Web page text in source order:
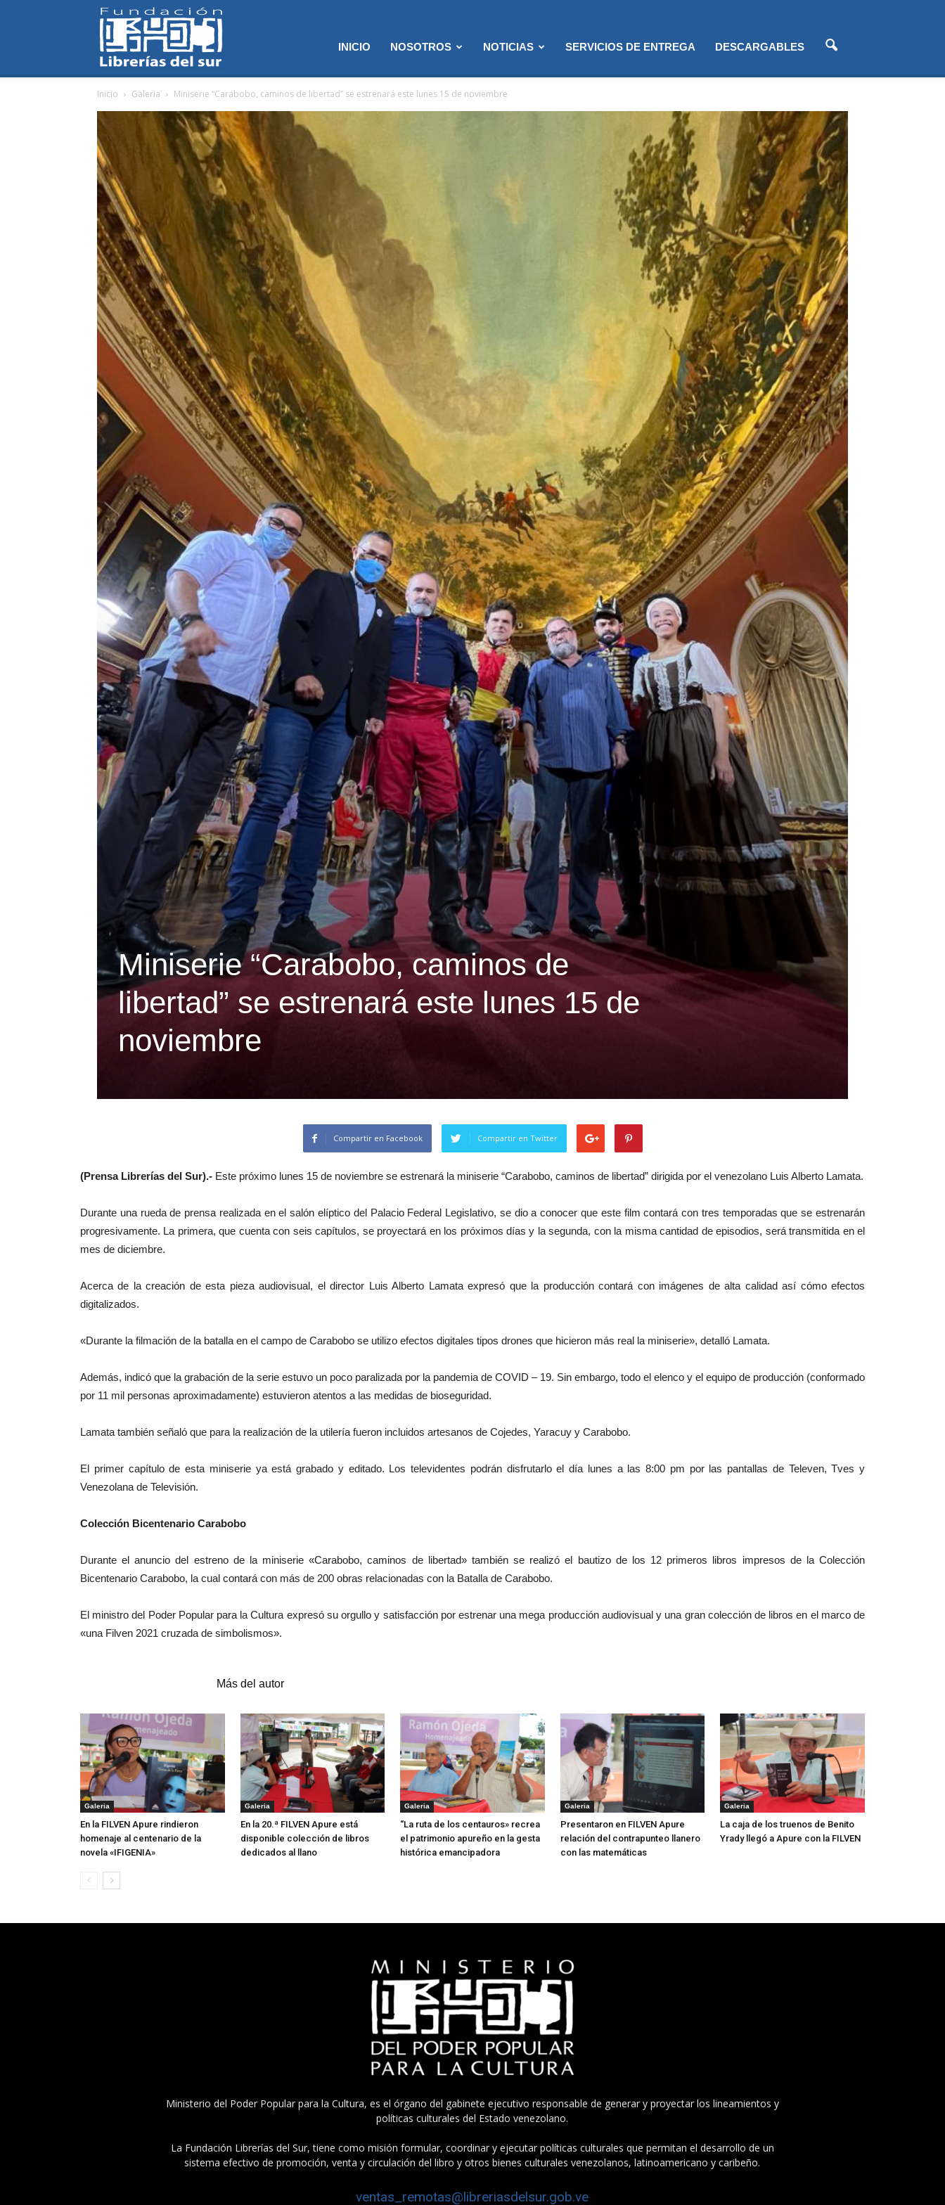
Librerías
Sur
INICIO NOSOTROS NOTICIAS SERVICIOS DE ENTREGA DESCARGABLES
Inicio Galeria Miniserie “Carabobo, caminos de libertad” se estrenará este lunes 15 de noviembre
Miniserie “Carabobo, caminos de
libertad” se estrenará este lunes 15 de
noviembre
Compartir en Facebook Compartir en Twitter
(Prensa Librerías del Sur).- Este próximo lunes 15 de noviembre se estrenará la miniserie “Carabobo, caminos de libertad” dirigida por el venezolano Luis Alberto Lamata.
Durante una rueda de prensa realizada en el salón elíptico del Palacio Federal Legislativo, se dio a conocer que este film contará con tres temporadas que se estrenarán
progresivamente. La primera, que cuenta con seis capítulos, se proyectará en los próximos días y la segunda, con la misma cantidad de episodios, será transmitida en el
mes de diciembre.
Acerca de la creación de esta pieza audiovisual, el director Luis Alberto Lamata expresó que la producción contará con imágenes de alta calidad así cómo efectos
digitalizados.
«Durante la filmación de la batalla en el campo de Carabobo se utilizo efectos digitales tipos drones que hicieron más real la miniserie», detalló Lamata.
Además, indicó que la grabación de la serie estuvo un poco paralizada por la pandemia de COVID – 19. Sin embargo, todo el elenco y el equipo de producción (conformado
por 11 mil personas aproximadamente) estuvieron atentos a las medidas de bioseguridad.
Lamata también señaló que para la realización de la utilería fueron incluidos artesanos de Cojedes, Yaracuy y Carabobo.
El primer capítulo de esta miniserie ya está grabado y editado. Los televidentes podrán disfrutarlo el día lunes a las 8:00 pm por las pantallas de Televen, Tves y
Venezolana de Televisión.
Colección Bicentenario Carabobo
Durante el anuncio del estreno de la miniserie «Carabobo, caminos de libertad» también se realizó el bautizo de los 12 primeros libros impresos de la Colección
Bicentenario Carabobo, la cual contará con más de 200 obras relacionadas con la Batalla de Carabobo.
El ministro del Poder Popular para la Cultura expresó su orgullo y satisfacción por estrenar una mega producción audiovisual y una gran colección de libros en el marco de
«una Filven 2021 cruzada de simbolismos».
Más del autor
Galeria
En la FILVEN Apure rindieron
homenaje al centenario de la
novela «IFIGENIA»
Galeria
En la 20.ª FILVEN Apure está
disponible colección de libros
dedicados al llano
Galeria
“La ruta de los centauros» recrea
el patrimonio apureño en la gesta
histórica emancipadora
Galeria
Presentaron en FILVEN Apure
relación del contrapunteo llanero
con las matemáticas
Galeria
La caja de los truenos de Benito
Yrady llegó a Apure con la FILVEN
Ministerio del Poder Popular para la Cultura, es el órgano del gabinete ejecutivo responsable de generar y proyectar los lineamientos y
políticas culturales del Estado venezolano.
La Fundación Librerías del Sur, tiene como misión formular, coordinar y ejecutar políticas culturales que permitan el desarrollo de un
sistema efectivo de promoción, venta y circulación del libro y otros bienes culturales venezolanos, latinoamericano y caribeño.
ventas_remotas@libreriasdelsur.gob.ve